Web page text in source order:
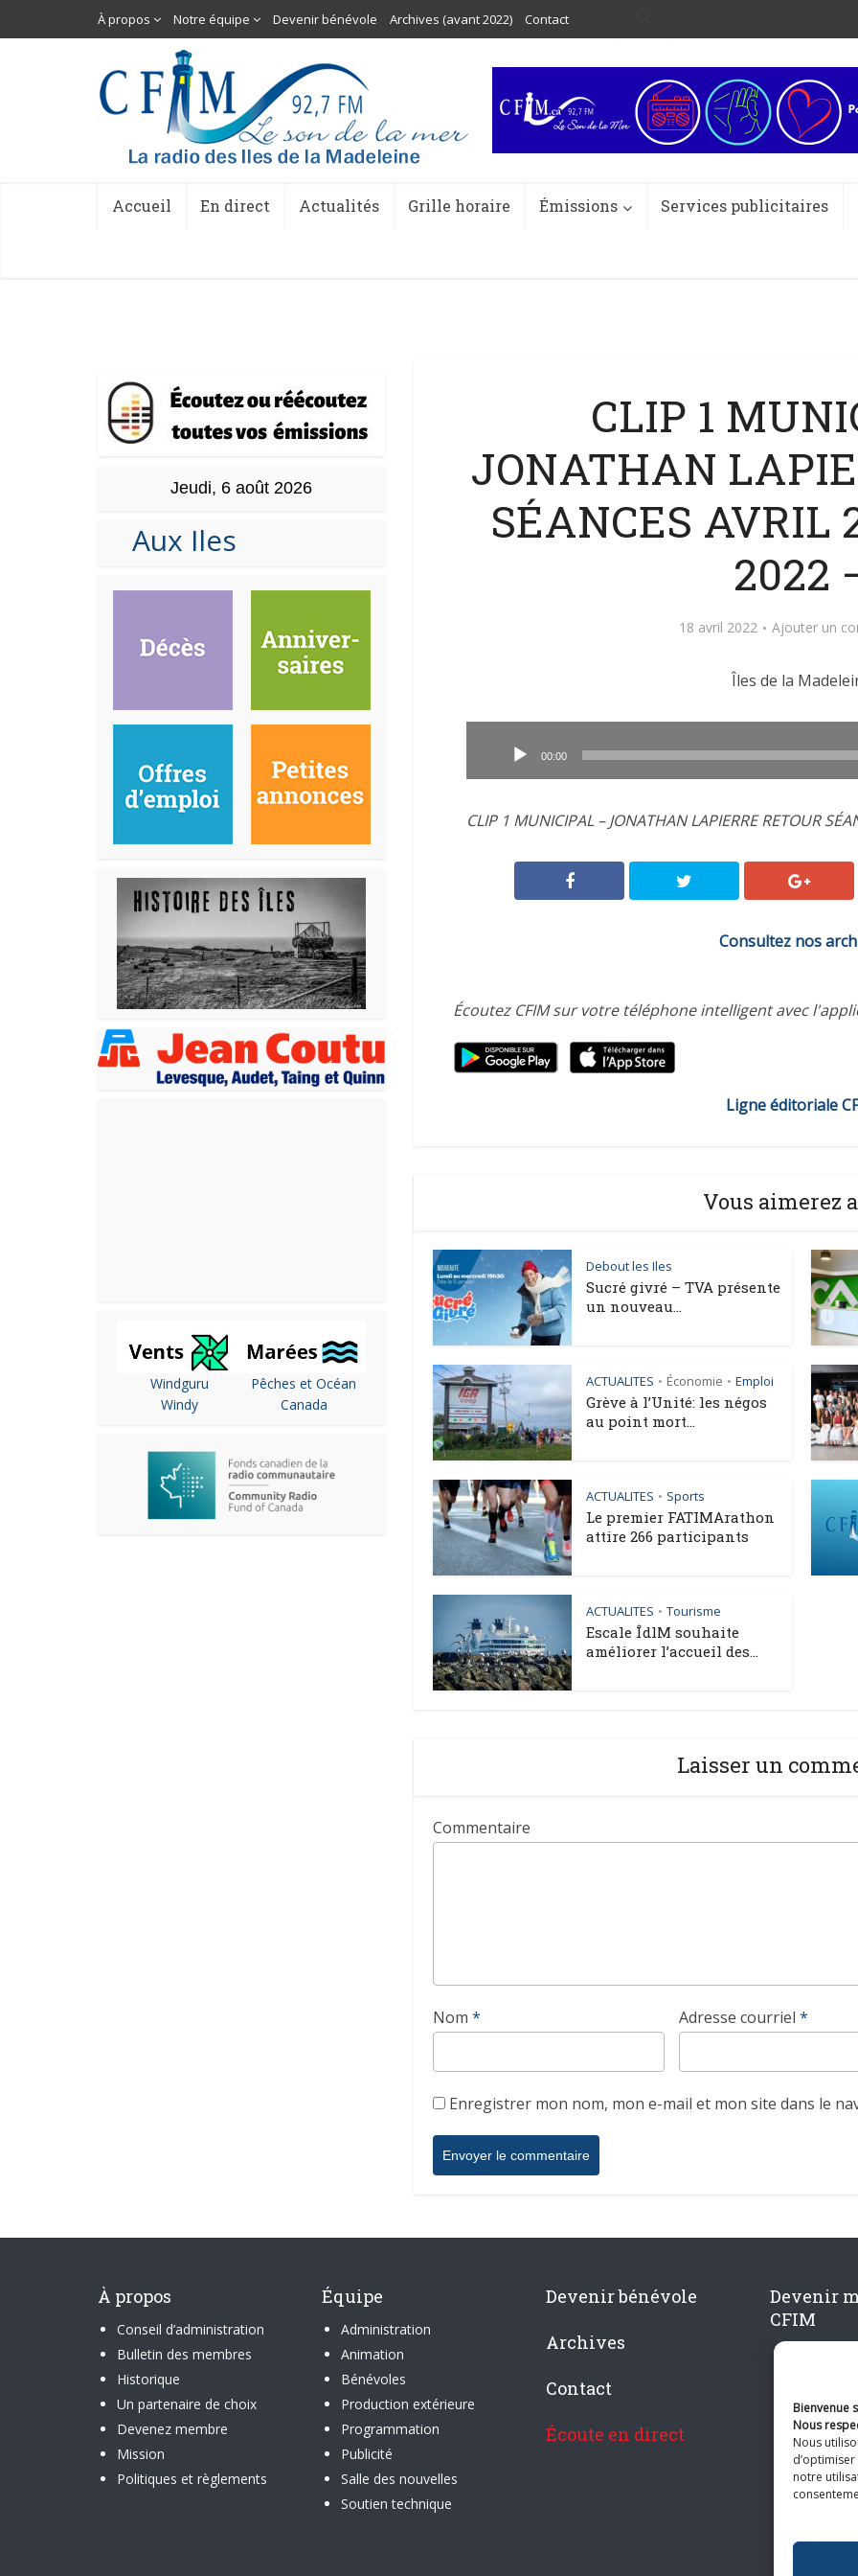
Bienvenue
Nous
Nous
notre
À propos Notre équipe Devenir bénévole Archives (avant 2022) Contact
Accueil En direct Actualités Grille horaire Émissions Services publicitaires
Jeudi, 6 août 2026
Aux Iles
Windguru
Windy
Pêches et Océan
Canada
CLIP 1
JONATHAN
SÉANCES AVRIL
2022
18 avril 2022 Ajouter un
Îles de la
00:00
CLIP 1 MUNICIPAL – JONATHAN LAPIERRE RETOUR
Consultez nos
Écoutez CFIM sur votre téléphone intelligent avec
Ligne éditoriale
Vous aimerez
Debout les Iles
Sucré givré – TVA présente
un nouveau...
ACTUALITES • Économie • Emploi
Grève à l’Unité: les négos
au point mort...
ACTUALITES • Sports
Le premier FATIMArathon
attire 266 participants
ACTUALITES • Tourisme
Escale ÎdlM souhaite
améliorer l’accueil des...
Laisser un
Commentaire
Nom * Adresse courriel *
Enregistrer mon nom, mon e-mail et mon site dans le
À propos
Conseil d’administration
Bulletin des membres
Historique
Un partenaire de choix
Devenez membre
Mission
Politiques et règlements
Équipe
Administration
Animation
Bénévoles
Production extérieure
Programmation
Publicité
Salle des nouvelles
Soutien technique
Devenir bénévole
Archives
Contact
Écoute en direct
Devenir
CFIM